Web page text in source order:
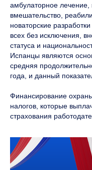
амбулаторное лечение,
вмешательство,
новаторские
всех без исключения,
статуса и
Испанцы являются
средняя
года, и данный
Финансирование
налогов, которые
страхования